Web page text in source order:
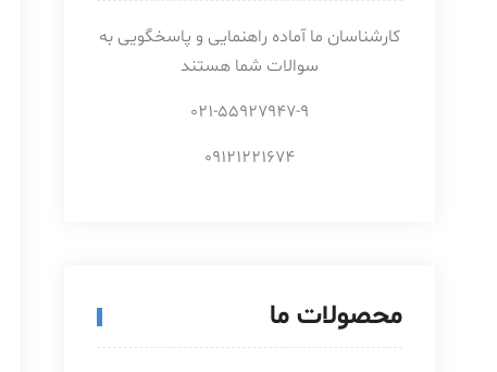
کارشناسان ما آماده راهنمایی و پاسخگویی به
سوالات شما هستند
021-55927947-9
09121221674
محصولات ما